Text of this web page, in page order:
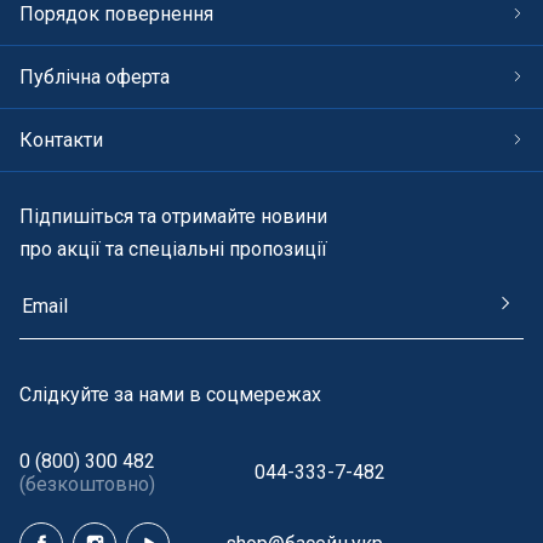
Порядок повернення
Публічна оферта
Контакти
Підпишіться та отримайте новини
про акції та спеціальні пропозиції
Cлідкуйте за нами в соцмережах
0 (800) 300 482
(безкоштовно)
044-333-7-482